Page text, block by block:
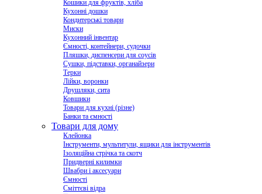
Кошики для фруктів, хліба
Кухонні дошки
Кондитерські товари
Миски
Кухонний інвентар
Ємності, контейнери, судочки
Пляшки, диспенсери для соусів
Сушки, підставки, органайзери
Терки
Лійки, воронки
Друшляки, сита
Ковшики
Товари для кухні (різне)
Банки та ємності
Товари для дому
Клейонка
Інструменти, мультитули, ящики для інструментів
Ізоляційна стрічка та скотч
Придверні килимки
Швабри і аксесуари
Ємності
Сміттєві відра